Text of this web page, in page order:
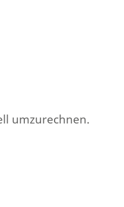
umzurechnen.